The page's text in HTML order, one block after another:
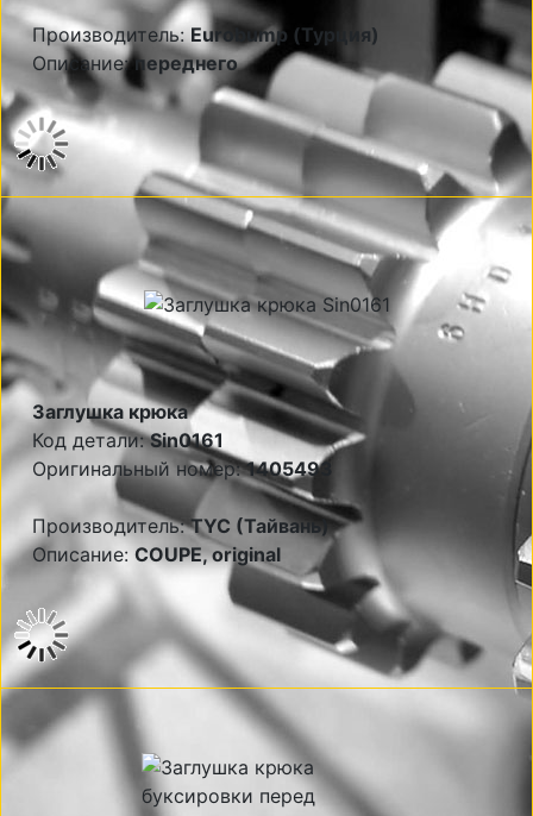
Производитель:Eurobump (Турция)
Описание:переднего
Заглушка крюка
Код детали:Sin0161
Оригинальный номер:1405493
Производитель:TYC (Тайвань)
Описание: COUPE, original